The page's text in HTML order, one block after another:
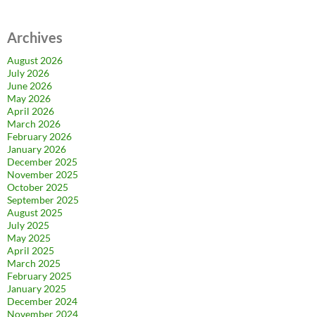
Archives
August 2026
July 2026
June 2026
May 2026
April 2026
March 2026
February 2026
January 2026
December 2025
November 2025
October 2025
September 2025
August 2025
July 2025
May 2025
April 2025
March 2025
February 2025
January 2025
December 2024
November 2024